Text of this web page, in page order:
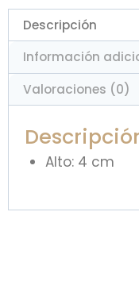
Descripción
Información
Valoraciones (0)
Alto: 4 cm